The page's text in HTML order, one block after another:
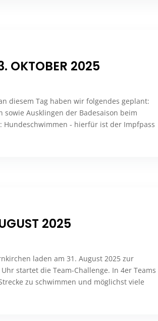
OKTOBER 2025
diesem Tag haben wir folgendes geplant:
sowie Ausklingen der Badesaison beim
Hundeschwimmen - hierfür ist der Impfpass
2025
laden am 31. August 2025 zur
startet die Team-Challenge. In 4er Teams
zu schwimmen und möglichst viele